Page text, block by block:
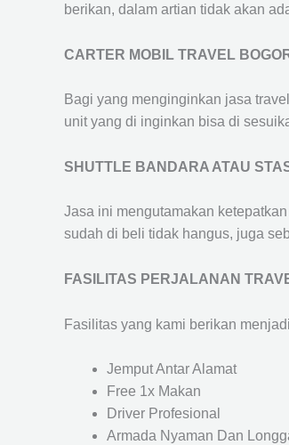
berikan, dalam artian tidak akan
CARTER MOBIL TRAVEL
Bagi yang menginginkan jasa
unit yang di inginkan bisa di
SHUTTLE BANDARA ATAU
Jasa ini mengutamakan
sudah di beli tidak hangus, juga
FASILITAS PERJALANAN
Fasilitas yang kami berikan
Jemput Antar Alamat
Free 1x Makan
Driver Profesional
Armada Nyaman Dan